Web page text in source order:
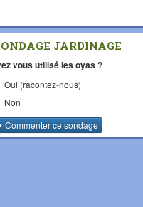
JARDINAGE
vous utilisé les oyas ?
Oui (racontez-nous)
Non
Commenterce sondage